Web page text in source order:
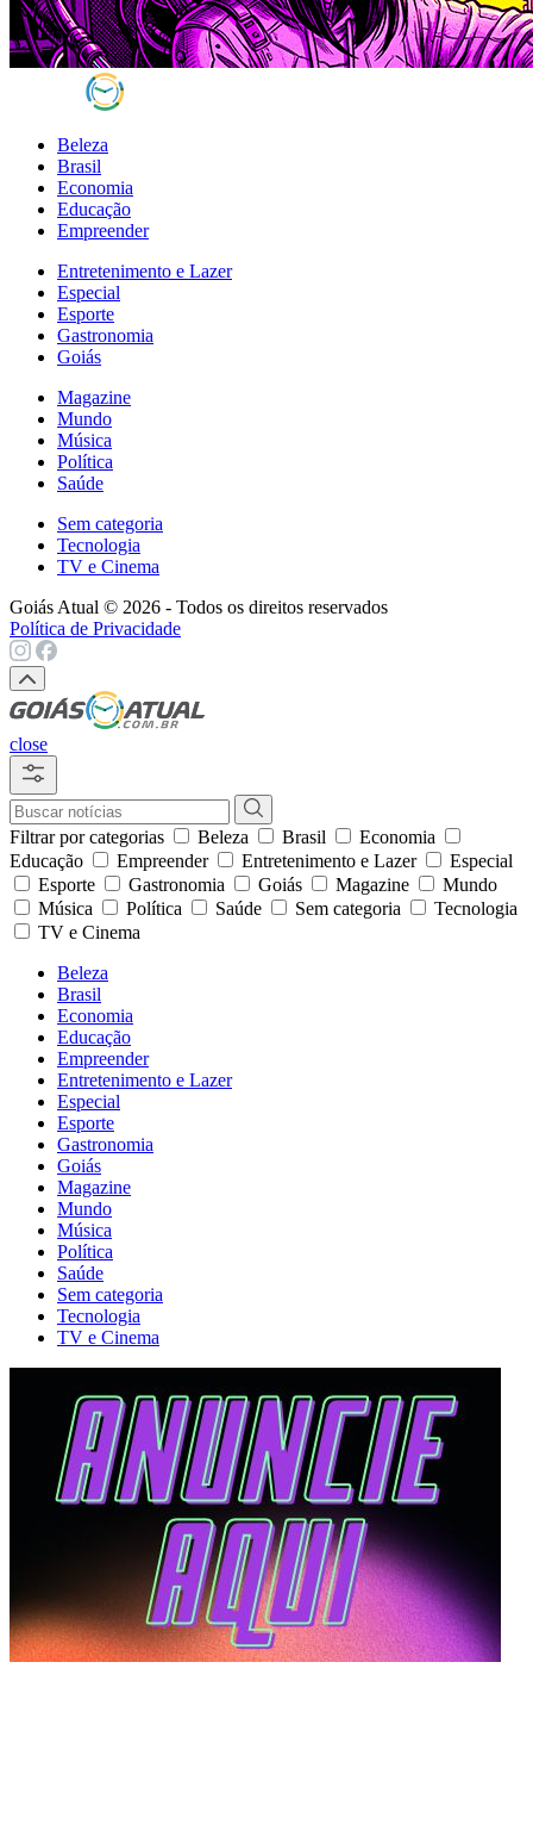
Beleza
Brasil
Economia
Educação
Empreender
Entretenimento e Lazer
Especial
Esporte
Gastronomia
Goiás
Magazine
Mundo
Música
Política
Saúde
Sem categoria
Tecnologia
TV e Cinema
Goiás Atual © 2026 - Todos os direitos reservados
Política de Privacidade
close
Filtrar por categorias Beleza Brasil
Economia
Educação
Empreender Entretenimento e Lazer
Especial
Esporte
Gastronomia Goiás Magazine
Mundo
Música
Política Saúde Sem categoria
Tecnologia
TV e Cinema
Beleza
Brasil
Economia
Educação
Empreender
Entretenimento e Lazer
Especial
Esporte
Gastronomia
Goiás
Magazine
Mundo
Música
Política
Saúde
Sem categoria
Tecnologia
TV e Cinema